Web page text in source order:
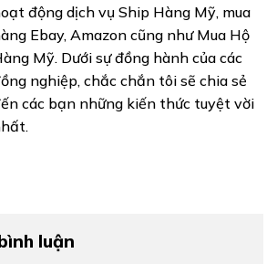
động dịch vụ Ship Hàng Mỹ, mua
Ebay, Amazon cũng như Mua Hộ
Mỹ. Dưới sự đồng hành của các
nghiệp, chắc chắn tôi sẽ chia sẻ
các bạn những kiến thức tuyệt vời
luận